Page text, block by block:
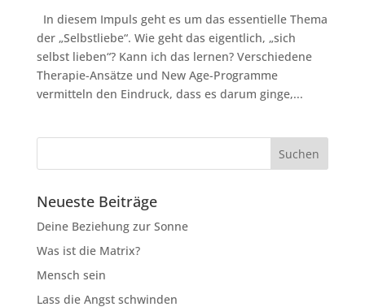
In diesem Impuls geht es um das essentielle Thema
der „Selbstliebe“. Wie geht das eigentlich, „sich
selbst lieben“? Kann ich das lernen? Verschiedene
Therapie-Ansätze und New Age-Programme
vermitteln den Eindruck, dass es darum ginge,...
Neueste Beiträge
Deine Beziehung zur Sonne
Was ist die Matrix?
Mensch sein
Lass die Angst schwinden